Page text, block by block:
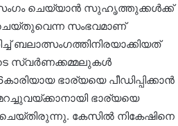
ചെയ്യാൻ സുഹൃത്തുക്കൾക്ക്
ചെയ്തുവെന്ന സംഭവമാണ്
ബലാത്സംഗത്തിനിരയാക്കിയത്
സ്വര്‍ണക്കമ്മലുകൾ
ഭാര്യയെ പീഡിപ്പിക്കാൻ
ഭാര്യയെ
കേസിൽ നികേഷിനെ